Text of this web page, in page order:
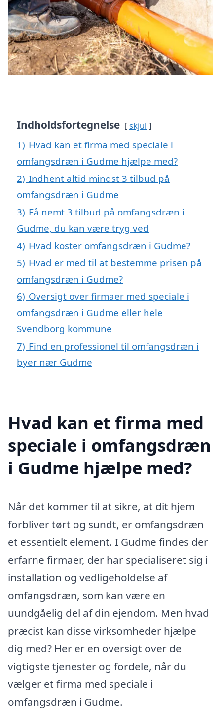
Indholdsfortegnelse skjul
1) Hvad kan et firma med speciale i
omfangsdræn i Gudme hjælpe med?
2) Indhent altid mindst 3 tilbud på
omfangsdræn i Gudme
3) Få nemt 3 tilbud på omfangsdræn i
Gudme, du kan være tryg ved
4) Hvad koster omfangsdræn i Gudme?
5) Hvad er med til at bestemme prisen på
omfangsdræn i Gudme?
6) Oversigt over firmaer med speciale i
omfangsdræn i Gudme eller hele
Svendborg kommune
7) Find en professionel til omfangsdræn i
byer nær Gudme
Hvad kan et firma med
speciale i omfangsdræn
i Gudme hjælpe med?
Når det kommer til at sikre, at dit hjem
forbliver tørt og sundt, er omfangsdræn
et essentielt element. I Gudme findes der
erfarne firmaer, der har specialiseret sig i
installation og vedligeholdelse af
omfangsdræn, som kan være en
uundgåelig del af din ejendom. Men hvad
præcist kan disse virksomheder hjælpe
dig med? Her er en oversigt over de
vigtigste tjenester og fordele, når du
vælger et firma med speciale i
omfangsdræn i Gudme.